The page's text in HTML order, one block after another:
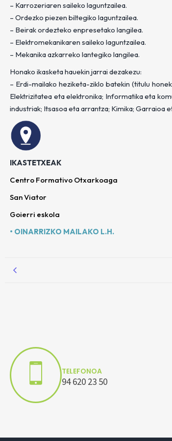
– Karrozeriaren saileko laguntzailea.
– Ordezko piezen biltegiko laguntzailea.
– Beirak ordezteko enpresetako langilea.
– Elektromekanikaren saileko laguntzailea.
– Mekanika azkarreko lantegiko langilea.
Honako ikasketa hauekin jarrai dezakezu:
– Erdi-mailako heziketa-ziklo batekin (titulu
Elektrizitatea eta elektronika; Informatika eta
industriak; Itsasoa eta arrantza; Kimika; Garraioa
IKASTETXEAK
Centro Formativo Otxarkoaga
San Viator
Goierri eskola
• OINARRIZKO MAILAKO L.H.
TELEFONOA
94 620 23 50